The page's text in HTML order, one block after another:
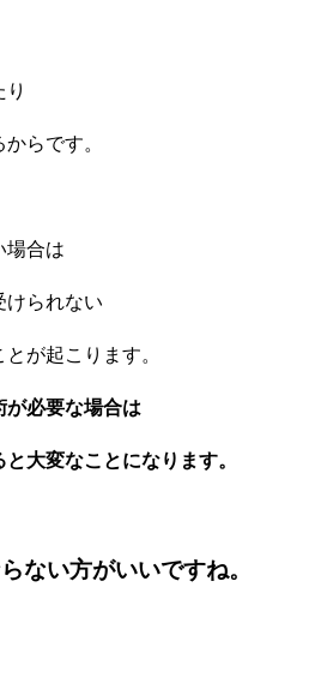
らです。
場合は
けられない
が起こります。
が必要な場合は
大変なことになります。
ない方がいいですね。